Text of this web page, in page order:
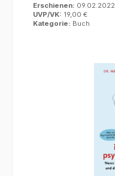
Erschienen: 09.02.2022
UVP/VK: 19,00 €
Kategorie: Buch